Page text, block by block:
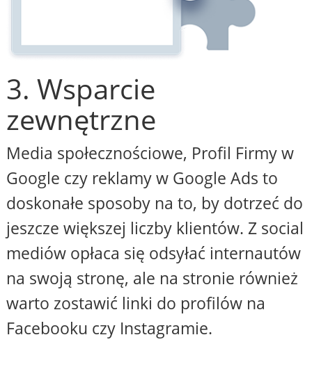
3. Wsparcie
zewnętrzne
Media społecznościowe, Profil Firmy w
Google czy reklamy w Google Ads to
doskonałe sposoby na to, by dotrzeć do
jeszcze większej liczby klientów. Z social
mediów opłaca się odsyłać internautów
na swoją stronę, ale na stronie również
warto zostawić linki do profilów na
Facebooku czy Instagramie.